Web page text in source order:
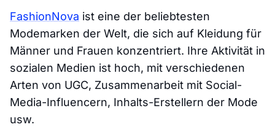
FashionNova ist eine der beliebtesten
Modemarken der Welt, die sich auf Kleidung für
Männer und Frauen konzentriert. Ihre Aktivität in
sozialen Medien ist hoch, mit verschiedenen
Arten von UGC, Zusammenarbeit mit Social-
Media-Influencern, Inhalts-Erstellern der Mode
usw.